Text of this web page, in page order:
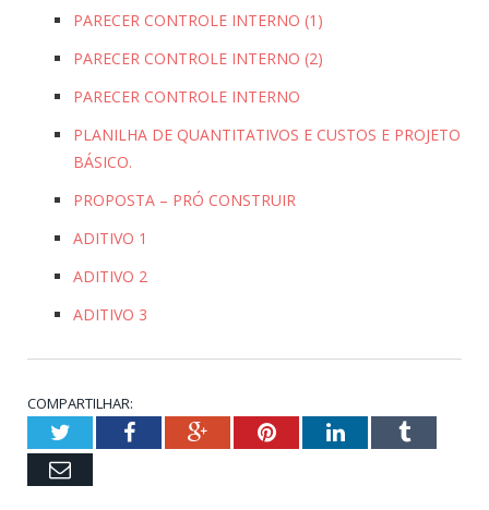
PARECER CONTROLE INTERNO (1)
PARECER CONTROLE INTERNO (2)
PARECER CONTROLE INTERNO
PLANILHA DE QUANTITATIVOS E CUSTOS E PROJETO
BÁSICO.
PROPOSTA – PRÓ CONSTRUIR
ADITIVO 1
ADITIVO 2
ADITIVO 3
COMPARTILHAR:
TwitterFacebookGoogle+PinterestLinkedInTumblr
Email